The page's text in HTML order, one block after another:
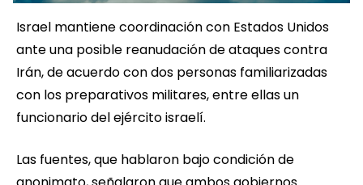
Israel mantiene coordinación con Estados Unidos
ante una posible reanudación de ataques contra
Irán, de acuerdo con dos personas familiarizadas
con los preparativos militares, entre ellas un
funcionario del ejército israelí.
Las fuentes, que hablaron bajo condición de